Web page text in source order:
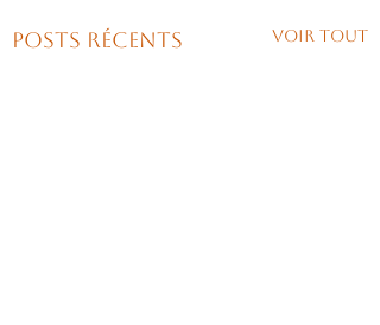
Posts récents Voir tout